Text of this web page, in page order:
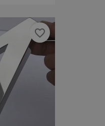
favorite_border